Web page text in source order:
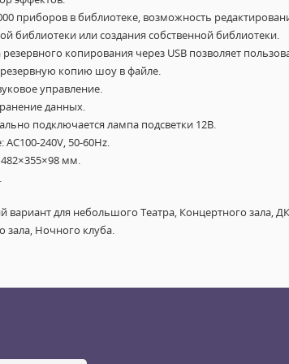
приборов в библиотеке, возможность
библиотеки или создания собственной библиотеки.
копирования через USB позволяет
резервную копию шоу в файле.
управление.
данных.
подключается лампа подсветки 12В.
AC100-240V, 50-60Hz.
мм.
вариант для небольшого Театра, Концертного зала,
зала, Ночного клуба.